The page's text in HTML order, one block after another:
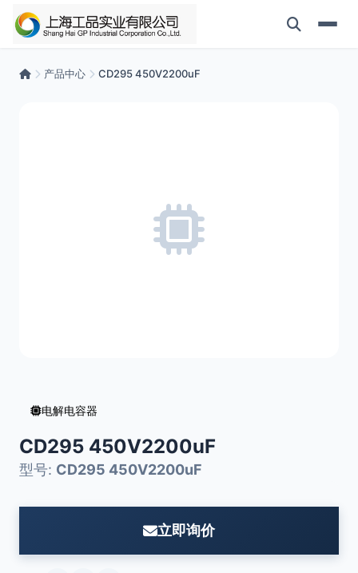
产品中心 CD295 450V2200uF
电解电容器
CD295 450V2200uF
型号: CD295 450V2200uF
立即询价